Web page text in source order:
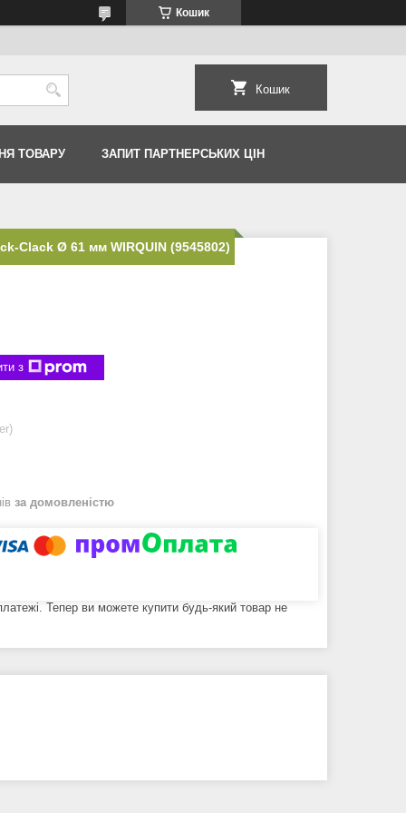
Кошик
Кошик
ТОВАРУ ЗАПИТ ПАРТНЕРСЬКИХ ЦІН
Clack Ø 61 мм WIRQUIN (9545802)
з
за домовленістю
Тепер ви можете купити будь-який товар не